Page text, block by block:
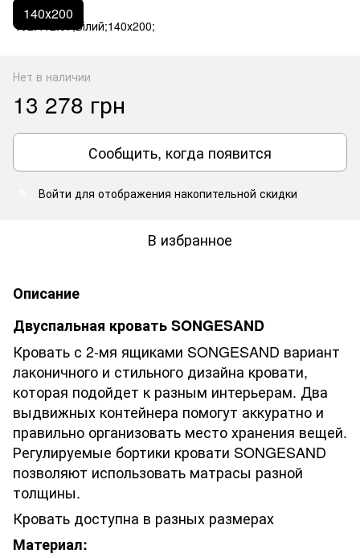
140х200
Нет в наличии
13 278 грн
Сообщить, когда появится
Войти для отображения накопительной скидки
В избранное
Описание
Двуспальная кровать SONGESAND
Кровать с 2-мя ящиками SONGESAND вариант
лаконичного и стильного дизайна кровати,
которая подойдет к разным интерьерам. Два
выдвижных контейнера помогут аккуратно и
правильно организовать место хранения вещей.
Регулируемые бортики кровати SONGESAND
позволяют использовать матрасы разной
толщины.
Кровать доступна в разных размерах
Материал: